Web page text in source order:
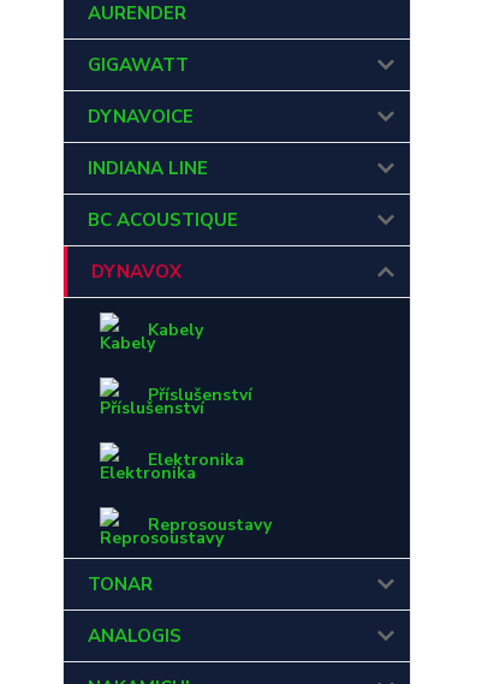
AURENDER
GIGAWATT
DYNAVOICE
INDIANA LINE
BC ACOUSTIQUE
DYNAVOX
Kabely
Příslušenství
Elektronika
Reprosoustavy
TONAR
ANALOGIS